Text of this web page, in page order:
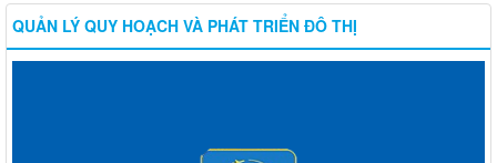
QUẢN LÝ QUY HOẠCH VÀ PHÁT TRIỂN ĐÔ THỊ